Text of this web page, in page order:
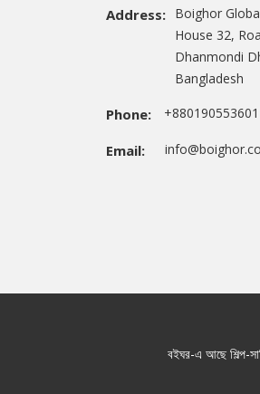
Address: Boighor
House 32,
Dhanmondi
Bangladesh
Phone:
Email:
বইঘর-এ আছে শিল্প-